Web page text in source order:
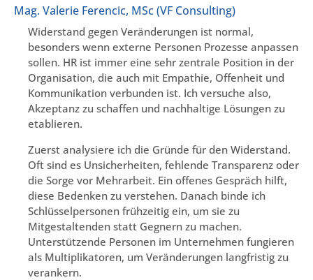
Mag. Valerie Ferencic, MSc (VF Consulting)
Widerstand gegen Veränderungen ist normal,
besonders wenn externe Personen Prozesse anpassen
sollen. HR ist immer eine sehr zentrale Position in der
Organisation, die auch mit Empathie, Offenheit und
Kommunikation verbunden ist. Ich versuche also,
Akzeptanz zu schaffen und nachhaltige Lösungen zu
etablieren.
Zuerst analysiere ich die Gründe für den Widerstand.
Oft sind es Unsicherheiten, fehlende Transparenz oder
die Sorge vor Mehrarbeit. Ein offenes Gespräch hilft,
diese Bedenken zu verstehen. Danach binde ich
Schlüsselpersonen frühzeitig ein, um sie zu
Mitgestaltenden statt Gegnern zu machen.
Unterstützende Personen im Unternehmen fungieren
als Multiplikatoren, um Veränderungen langfristig zu
verankern.